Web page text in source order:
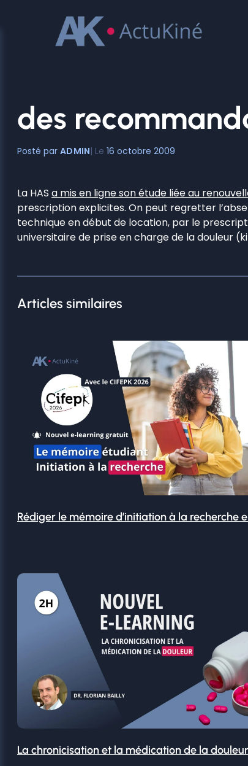
des
ADMIN 16 octobre 2009
La HAS a mis en ligne son étude liée au
prescription explicites. On peut regretter
technique en début de location, par le
universitaire de prise en charge de la douleur
Articles similaires
Rédiger le mémoire d’initiation à la recherche
La chronicisation et la médication de la douleur